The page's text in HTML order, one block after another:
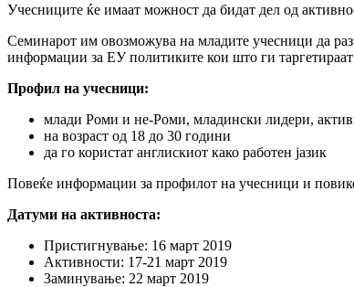
Учесниците ќе имаат можност да бидат дел од
Семинарот им овозможува на младите учесници да
информации за ЕУ политиките кои што ги
Профил на учесници:
млади Роми и не-Роми, младински лидери,
на возраст од 18 до 30 години
да го користат англискиот како работен јазик
Повеќе информации за профилот на учесници и
Датуми на активноста:
Пристигнување: 16 март 2019
Активности: 17-21 март 2019
Заминување: 22 март 2019